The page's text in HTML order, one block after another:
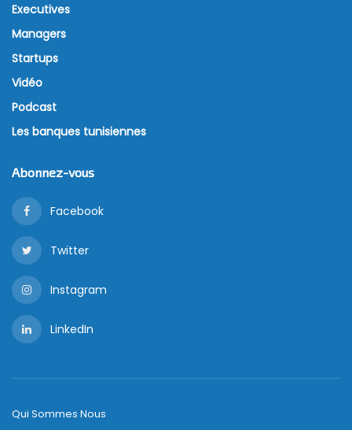
Executives
Managers
Startups
Vidéo
Podcast
Les banques tunisiennes
Abonnez-vous
Facebook
Twitter
Instagram
LinkedIn
Qui Sommes Nous